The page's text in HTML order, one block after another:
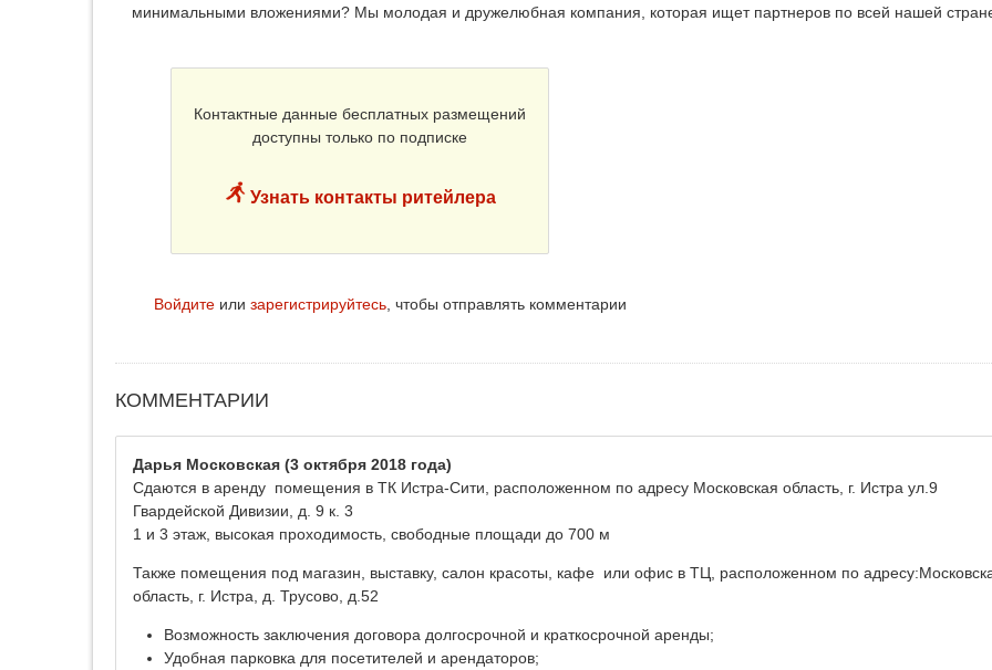
минимальными вложениями? Мы молодая и дружелюбная компания, которая ищет партнеров по всей нашей
Контактные данные бесплатных размещений
доступны только по подписке
Узнать контакты ритейлера
Войдите или зарегистрируйтесь, чтобы отправлять комментарии
КОММЕНТАРИИ
Дарья Московская (3 октября 2018 года)
Сдаются в аренду помещения в ТК Истра-Сити, расположенном по адресу Московская область, г. Истра ул.9
Гвардейской Дивизии, д. 9 к. 3
1 и 3 этаж, высокая проходимость, свободные площади до 700 м
Также помещения под магазин, выставку, салон красоты, кафе или офис в ТЦ, расположенном по
область, г. Истра, д. Трусово, д.52
Возможность заключения договора долгосрочной и краткосрочной аренды;
Удобная парковка для посетителей и арендаторов;